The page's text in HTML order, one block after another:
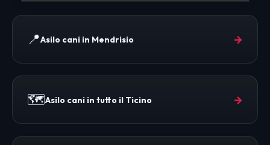
📍Asilo cani in Mendrisio →
🗺️Asilo cani in tutto il Ticino →